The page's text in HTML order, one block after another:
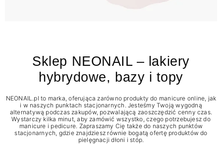
Sklep NEONAIL – lakiery
hybrydowe, bazy i topy
NEONAIL.pl to marka, oferująca zarówno produkty do manicure online, jak
i w naszych punktach stacjonarnych. Jesteśmy Twoją wygodną
alternatywą podczas zakupów, pozwalającą zaoszczędzić cenny czas.
Wystarczy kilka minut, aby zamówić wszystko, czego potrzebujesz do
manicure i pedicure. Zapraszamy Cię także do naszych punktów
stacjonarnych, gdzie znajdziesz równie bogatą ofertę produktów do
pielęgnacji dłoni i stóp.